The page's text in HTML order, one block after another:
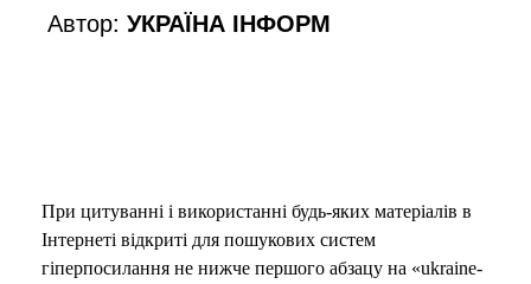
Автор:УКРАЇНА ІНФОРМ
При цитуванні і використанні будь-яких матеріалів в
Інтернеті відкриті для пошукових систем
гіперпосилання не нижче першого абзацу на «ukraine-